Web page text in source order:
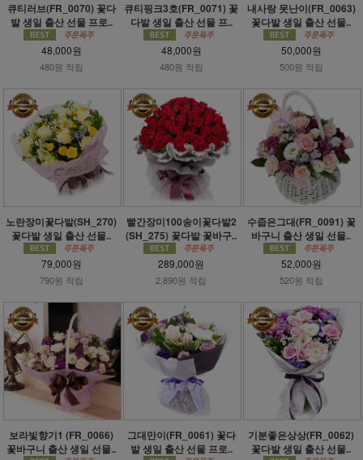
큐티러브(FR_0070) 꽃다
발 생일 출산 선물 프로..
48,000원
480원 적립
큐티핑크3호(FR_0071) 꽃
다발 생일 출산 선물 프..
48,000원
480원 적립
내사랑 못난이(FR_0063)
꽃다발 생일 출산 선물..
50,000원
500원 적립
노란장미꽃다발(SH_270)
꽃다발 생일 출산 선물..
79,000원
790원 적립
빨간장미100송이꽃다발2
(SH_275) 꽃다발 꽃바구..
289,000원
2,890원 적립
수줍은그대(FR_0091) 꽃
바구니 출산 생일 선물..
52,000원
520원 적립
보라빛향기1 (FR_0066)
꽃바구니 출산 생일 선물..
그대만이(FR_0061) 꽃다
발 생일 출산 선물 프로..
기분좋은상상(FR_0062)
꽃다발 생일 출산 선물..